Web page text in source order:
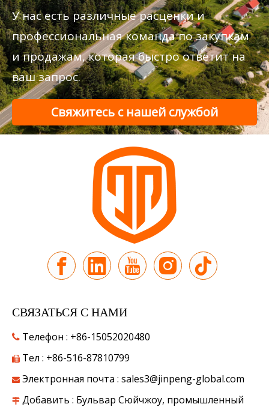
У нас есть различные расценки и
профессиональная команда по закупкам
и продажам, которая быстро ответит на
ваш запрос.
Свяжитесь с нашей службой
поддержки
СВЯЗАТЬСЯ С НАМИ
 Телефон : +86-15052020480
 Тел : +86-516-87810799
 Электронная почта : sales3@jinpeng-global.com
 Добавить : Бульвар Сюйчжоу, промышленный